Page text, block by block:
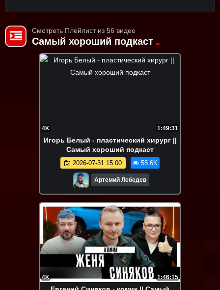
Смотреть Плейлист из 56 видео
Самый хороший подкаст
4K 1:49:31
Игорь Белый - пластический хирург ||
Самый хороший подкаст
2026-07-31 15:00 55.6K
Артемий Лебедев
4K 1:46:15